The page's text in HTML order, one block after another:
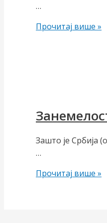
…
ПАЖЊА!
Прочитај више »
Зашто је Србија
…
Занемелост
Прочитај више »